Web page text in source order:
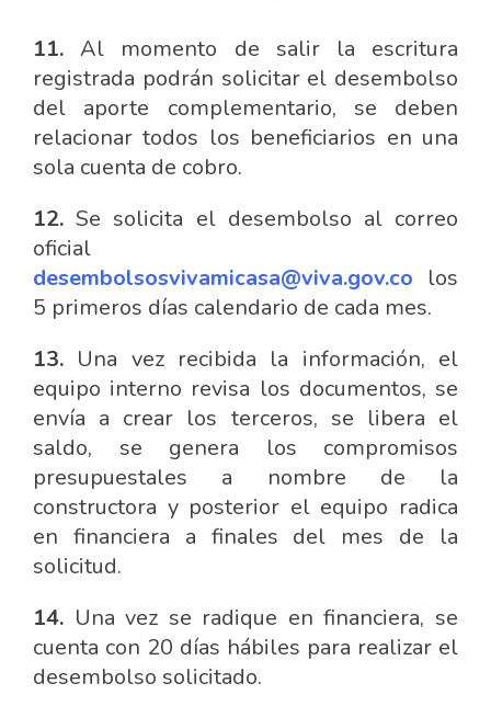
11. Al momento de salir la escritura
registrada podrán solicitar el desembolso
del aporte complementario, se deben
relacionar todos los beneficiarios en una
sola cuenta de cobro.
12. Se solicita el desembolso al correo
oficial
desembolsosvivamicasa@viva.gov.co los
5 primeros días calendario de cada mes.
13. Una vez recibida la información, el
equipo interno revisa los documentos, se
envía a crear los terceros, se libera el
saldo, se genera los compromisos
presupuestales a nombre de la
constructora y posterior el equipo radica
en financiera a finales del mes de la
solicitud.
14. Una vez se radique en financiera, se
cuenta con 20 días hábiles para realizar el
desembolso solicitado.